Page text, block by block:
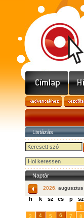
Listázás
Naptár
2026. augusztus
h k sz cs p sz
1
3
4 5 6 7 8